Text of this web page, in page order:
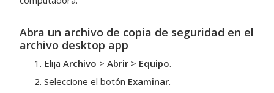
Abra un archivo de copia de seguridad en el
archivo desktop app
Elija Archivo > Abrir > Equipo.
Seleccione el botón Examinar.